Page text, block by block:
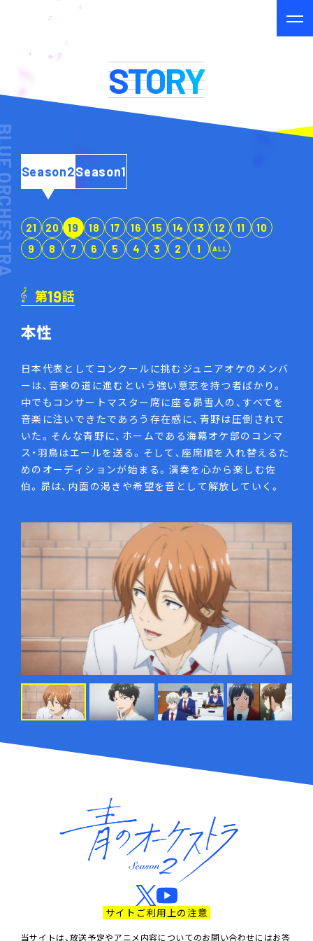
STORY
Season2Season1
21 20 19 18 17 16 15 14 13 12 11
10
9
8 7 6 5 4 3 2 1 ALL
第19話
本性
日本代表としてコンクールに挑むジュニアオケのメンバ
ーは、音楽の道に進むという強い意志を持つ者ばかり。
中でもコンサートマスター席に座る昴雪人の、すべてを
音楽に注いできたであろう存在感に、青野は圧倒されて
いた。そんな青野に、ホームである海幕オケ部のコンマ
ス・羽鳥はエールを送る。そして、座席順を入れ替えるた
めのオーディションが始まる。演奏を心から楽しむ佐
伯。昴は、内面の渇きや希望を音として解放していく。
サイトご利用上の注意
当サイトは、放送予定やアニメ内容についてのお問い合わせにはお答